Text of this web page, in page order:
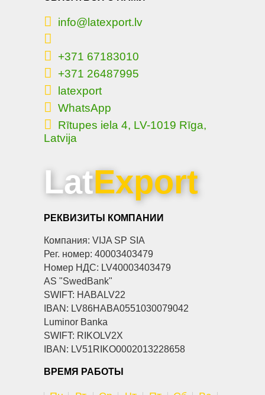
info@latexport.lv
+371 67183010
+371 26487995
latexport
WhatsApp
Rītupes iela 4, LV-1019 Rīga,
Latvija
LatExport
РЕКВИЗИТЫ КОМПАНИИ
Компания: VIJA SP SIA
Рег. номер: 40003403479
Номер НДС: LV40003403479
AS "SwedBank"
SWIFT: HABALV22
IBAN: LV86HABA0551030079042
Luminor Banka
SWIFT: RIKOLV2X
IBAN: LV51RIKO0002013228658
ВРЕМЯ РАБОТЫ